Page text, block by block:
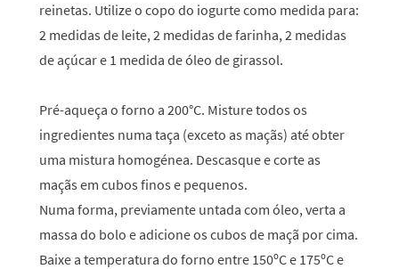
reinetas. Utilize o copo do iogurte como medida para:
2 medidas de leite, 2 medidas de farinha, 2 medidas
de açúcar e 1 medida de óleo de girassol.
Pré-aqueça o forno a 200°C. Misture todos os
ingredientes numa taça (exceto as maçãs) até obter
uma mistura homogénea. Descasque e corte as
maçãs em cubos finos e pequenos.
Numa forma, previamente untada com óleo, verta a
massa do bolo e adicione os cubos de maçã por cima.
Baixe a temperatura do forno entre 150ºC e 175ºC e